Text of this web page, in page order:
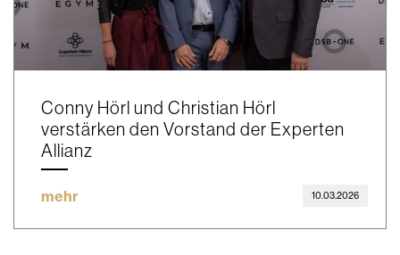
Conny Hörl und Christian Hörl
verstärken den Vorstand der Experten
Allianz
mehr 10.03.2026